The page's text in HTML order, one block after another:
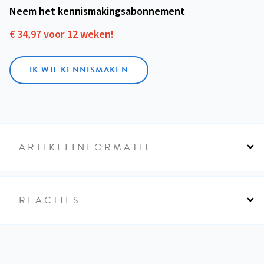
Neem het kennismakings­abonnement
€ 34,97 voor 12 weken!
IK WIL KENNISMAKEN
ARTIKELINFORMATIE
REACTIES